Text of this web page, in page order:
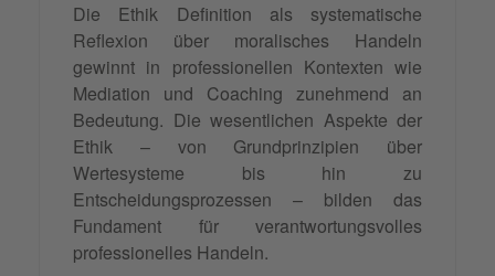
Die Ethik Definition als systematische
Reflexion über moralisches Handeln
gewinnt in professionellen Kontexten wie
Mediation und Coaching zunehmend an
Bedeutung. Die wesentlichen Aspekte der
Ethik – von Grundprinzipien über
Wertesysteme bis hin zu
Entscheidungsprozessen – bilden das
Fundament für verantwortungsvolles
professionelles Handeln.